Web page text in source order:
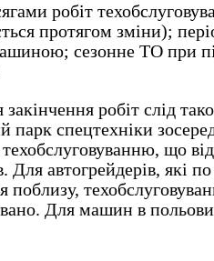
робіт
протягом зміни);
сезонне ТО при
закінчення робіт слід
спецтехніки
техобслуговуванню, що
Для автогрейдерів, які
поблизу,
Для машин в